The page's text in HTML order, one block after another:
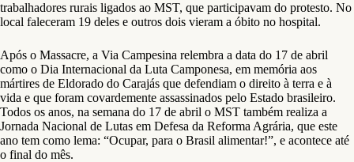
trabalhadores rurais ligados ao MST, que participavam do protesto. No
local faleceram 19 deles e outros dois vieram a óbito no hospital.
Após o Massacre, a Via Campesina relembra a data do 17 de abril
como o Dia Internacional da Luta Camponesa, em memória aos
mártires de Eldorado do Carajás que defendiam o direito à terra e à
vida e que foram covardemente assassinados pelo Estado brasileiro.
Todos os anos, na semana do 17 de abril o MST também realiza a
Jornada Nacional de Lutas em Defesa da Reforma Agrária, que este
ano tem como lema: “Ocupar, para o Brasil alimentar!”, e acontece até
o final do mês.